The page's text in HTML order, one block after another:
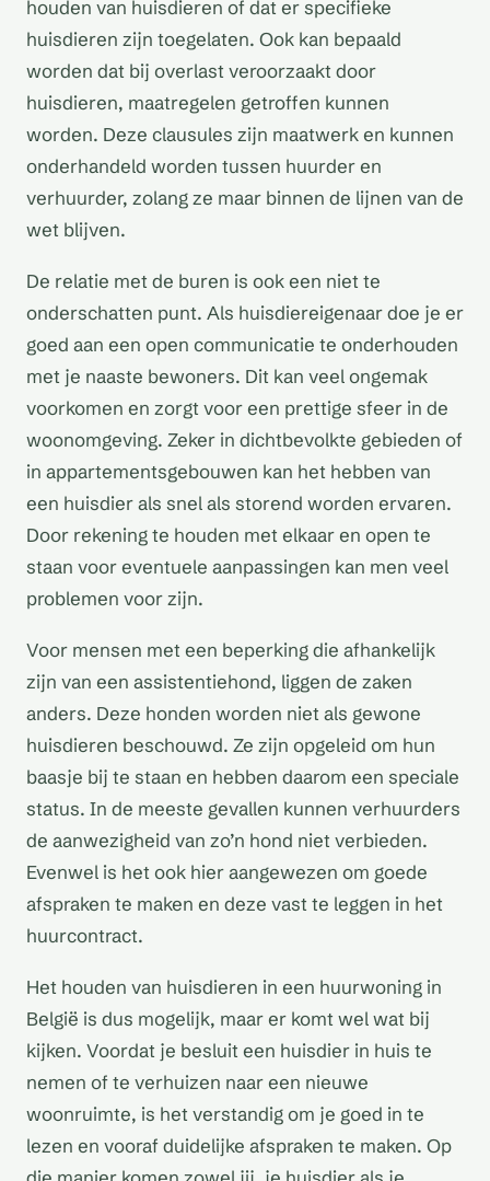
houden van huisdieren of dat er specifieke
huisdieren zijn toegelaten. Ook kan bepaald
worden dat bij overlast veroorzaakt door
huisdieren, maatregelen getroffen kunnen
worden. Deze clausules zijn maatwerk en kunnen
onderhandeld worden tussen huurder en
verhuurder, zolang ze maar binnen de lijnen van de
wet blijven.
De relatie met de buren is ook een niet te
onderschatten punt. Als huisdiereigenaar doe je er
goed aan een open communicatie te onderhouden
met je naaste bewoners. Dit kan veel ongemak
voorkomen en zorgt voor een prettige sfeer in de
woonomgeving. Zeker in dichtbevolkte gebieden of
in appartementsgebouwen kan het hebben van
een huisdier als snel als storend worden ervaren.
Door rekening te houden met elkaar en open te
staan voor eventuele aanpassingen kan men veel
problemen voor zijn.
Voor mensen met een beperking die afhankelijk
zijn van een assistentiehond, liggen de zaken
anders. Deze honden worden niet als gewone
huisdieren beschouwd. Ze zijn opgeleid om hun
baasje bij te staan en hebben daarom een speciale
status. In de meeste gevallen kunnen verhuurders
de aanwezigheid van zo’n hond niet verbieden.
Evenwel is het ook hier aangewezen om goede
afspraken te maken en deze vast te leggen in het
huurcontract.
Het houden van huisdieren in een huurwoning in
België is dus mogelijk, maar er komt wel wat bij
kijken. Voordat je besluit een huisdier in huis te
nemen of te verhuizen naar een nieuwe
woonruimte, is het verstandig om je goed in te
lezen en vooraf duidelijke afspraken te maken. Op